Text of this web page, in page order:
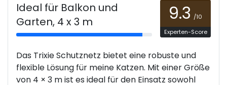
Ideal für Balkon und
Garten, 4 x 3 m
9.3 /10
Experten-Score
Das Trixie Schutznetz bietet eine robuste und
flexible Lösung für meine Katzen. Mit einer Größe
von 4 × 3 m ist es ideal für den Einsatz sowohl